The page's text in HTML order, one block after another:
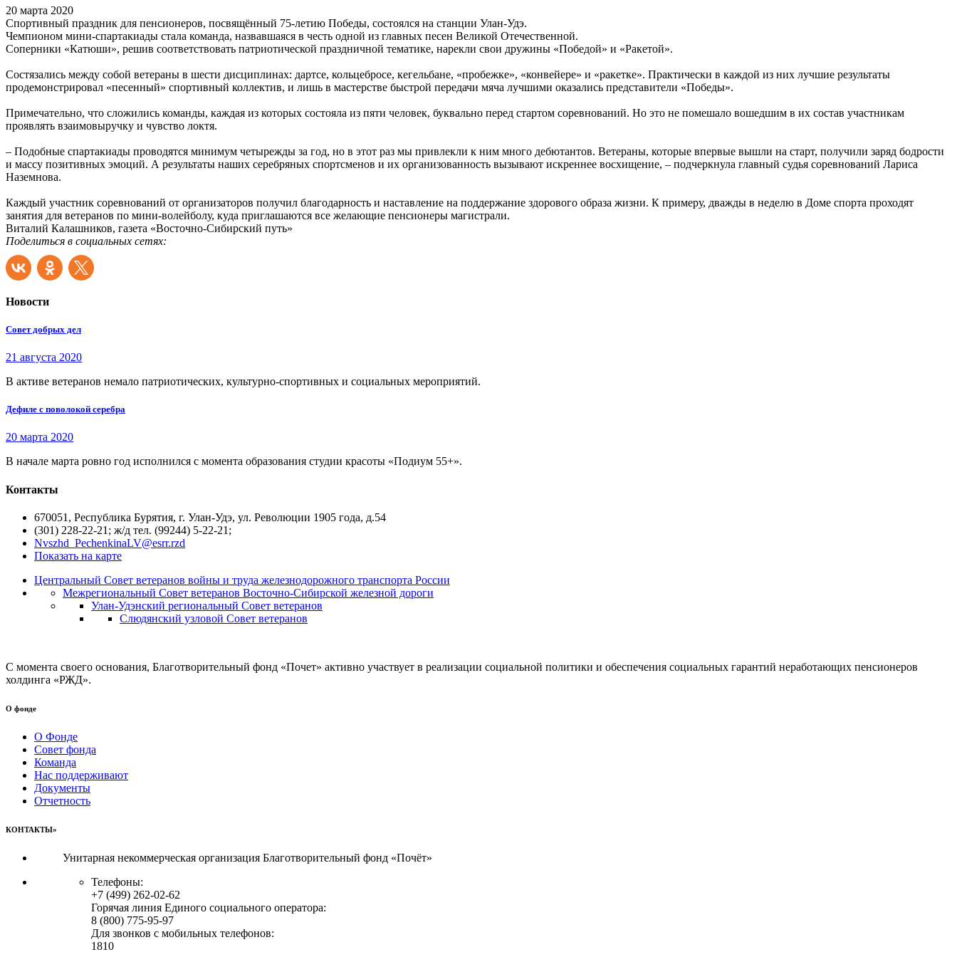
20 марта 2020
Спортивный праздник для пенсионеров, посвящённый 75-летию Победы, состоялся на станции Улан-Удэ.
Чемпионом мини-спартакиады стала команда, назвавшаяся в честь одной из главных песен Великой Отечественной.
Соперники «Катюши», решив соответствовать патриотической праздничной тематике, нарекли свои дружины «Победой» и «Ракетой».
Состязались между собой ветераны в шести дисциплинах: дартсе, кольцебросе, кегельбане, «пробежке», «конвейере» и «ракетке». Практически в каждой из них лучшие результаты
продемонстрировал «песенный» спортивный коллектив, и лишь в мастерстве быстрой передачи мяча лучшими оказались представители «Победы».
Примечательно, что сложились команды, каждая из которых состояла из пяти человек, буквально перед стартом соревнований. Но это не помешало вошедшим в их состав участникам
проявлять взаимовыручку и чувство локтя.
– Подобные спартакиады проводятся минимум четырежды за год, но в этот раз мы привлекли к ним много дебютантов. Ветераны, которые впервые вышли на старт, получили заряд бодрости
и массу позитивных эмоций. А результаты наших серебряных спортсменов и их организованность вызывают искреннее восхищение, – подчеркнула главный судья соревнований Лариса
Наземнова.
Каждый участник соревнований от организаторов получил благодарность и наставление на поддержание здорового образа жизни. К примеру, дважды в неделю в Доме спорта проходят
занятия для ветеранов по мини-волейболу, куда приглашаются все желающие пенсионеры магистрали.
Виталий Калашников, газета «Восточно-Сибирский путь»
Поделиться в социальных сетях:
Новости
Совет добрых дел
21 августа 2020
В активе ветеранов немало патриотических, культурно-спортивных и социальных мероприятий.
Дефиле с поволокой серебра
20 марта 2020
В начале марта ровно год исполнился с момента образования студии красоты «Подиум 55+».
Контакты
670051, Республика Бурятия, г. Улан-Удэ, ул. Революции 1905 года, д.54
(301) 228-22-21; ж/д тел. (99244) 5-22-21;
Nvszhd_PechenkinaLV@esrr.rzd
Показать на карте
Центральный Совет ветеранов войны и труда железнодорожного транспорта России
Межрегиональный Совет ветеранов Восточно-Сибирской железной дороги
Улан-Удэнский региональный Совет ветеранов
Слюдянский узловой Совет ветеранов
С момента своего основания, Благотворительный фонд «Почет» активно участвует в реализации социальной политики и обеспечения социальных гарантий неработающих пенсионеров
холдинга «РЖД».
О фонде
О Фонде
Совет фонда
Команда
Нас поддерживают
Документы
Отчетность
КОНТАКТЫ»
Унитарная некоммерческая организация Благотворительный фонд «Почёт»
Телефоны:
+7 (499) 262-02-62
Горячая линия Единого социального оператора:
8 (800) 775-95-97
Для звонков с мобильных телефонов:
1810